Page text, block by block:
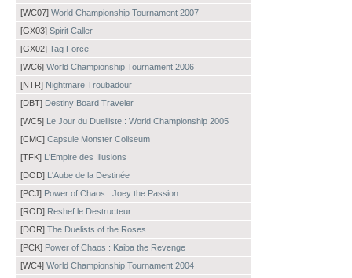
[WC07] World Championship Tournament 2007
[GX03] Spirit Caller
[GX02] Tag Force
[WC6] World Championship Tournament 2006
[NTR] Nightmare Troubadour
[DBT] Destiny Board Traveler
[WC5] Le Jour du Duelliste : World Championship 2005
[CMC] Capsule Monster Coliseum
[TFK] L'Empire des Illusions
[DOD] L'Aube de la Destinée
[PCJ] Power of Chaos : Joey the Passion
[ROD] Reshef le Destructeur
[DOR] The Duelists of the Roses
[PCK] Power of Chaos : Kaiba the Revenge
[WC4] World Championship Tournament 2004